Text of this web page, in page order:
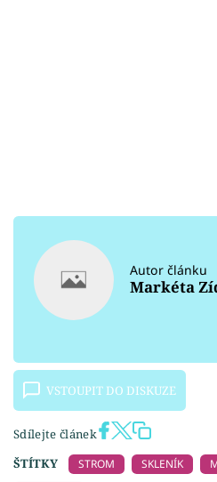
Autor článku
Markéta
VSTOUPIT DO DISKUZE
Sdílejte článek
ŠTÍTKY
STROM SKLENÍK